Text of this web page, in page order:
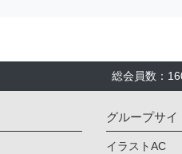
総会員数：
グループサイ
イラストAC